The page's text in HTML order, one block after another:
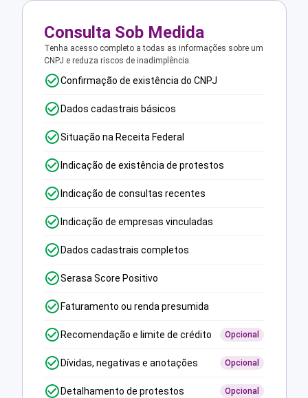
Consulta Sob Medida
Tenha acesso completo a todas as informações sobre um
CNPJ e reduza riscos de inadimplência.
Confirmação de existência do CNPJ
Dados cadastrais básicos
Situação na Receita Federal
Indicação de existência de protestos
Indicação de consultas recentes
Indicação de empresas vinculadas
Dados cadastrais completos
Serasa Score Positivo
Faturamento ou renda presumida
Recomendação e limite de crédito Opcional
Dívidas, negativas e anotações Opcional
Detalhamento de protestos Opcional